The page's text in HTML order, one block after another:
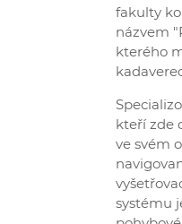
fakulty
názvem
kterého
kteří zde
ve svém
systému